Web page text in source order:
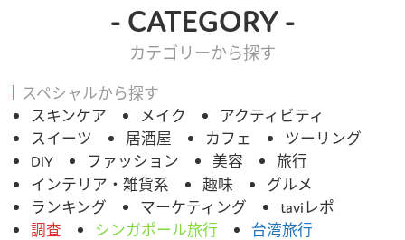
- CATEGORY -
カテゴリーから探す
スペシャルから探す
スキンケア メイク
アクティビティ
スイーツ
居酒屋 カフェ
ツーリング
DIY
ファッション 美容
旅行
インテリア・雑貨系
趣味
グルメ
ランキング
マーケティング
taviレポ
調査
シンガポール旅行 台湾旅行